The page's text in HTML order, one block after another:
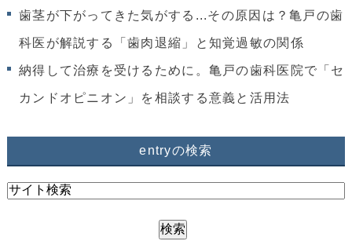
歯茎が下がってきた気がする...その原因は？亀戸の歯
科医が解説する「歯肉退縮」と知覚過敏の関係
納得して治療を受けるために。亀戸の歯科医院で「セ
カンドオピニオン」を相談する意義と活用法
entryの検索